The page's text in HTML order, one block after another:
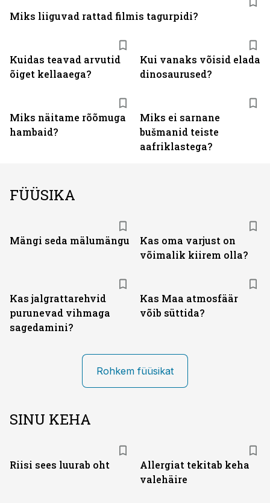
Kuidas teavad arvutid
õiget kellaaega?
Kui vanaks võisid elada
dinosaurused?
Miks näitame rõõmuga
hambaid?
Miks ei sarnane
bušmanid teiste
aafriklastega?
Miks liiguvad rattad filmis tagurpidi?
FÜÜSIKA
Mängi seda mälumängu
Kas oma varjust on
võimalik kiirem olla?
Kas jalgrattarehvid
purunevad vihmaga
sagedamini?
Kas Maa atmosfäär
võib süttida?
Rohkem füüsikat
SINU KEHA
Riisi sees luurab oht
Allergiat tekitab keha
valehäire